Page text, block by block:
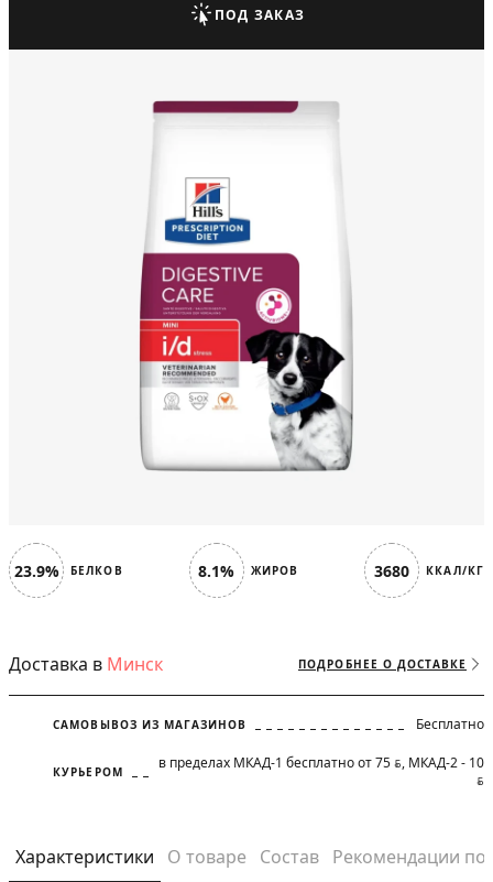
23.9% БЕЛКОВ 8.1% ЖИРОВ 3680 ККАЛ/КГ
Доставка в Минск ПОДРОБНЕЕ О ДОСТАВКЕ
САМОВЫВОЗ ИЗ МАГАЗИНОВ Бесплатно
КУРЬЕРОМ в пределах МКАД-1 бесплатно от 75 BYN, МКАД-2 - 10
BYN
Характеристики О товаре Состав Рекомендации
ПОД ЗАКАЗ